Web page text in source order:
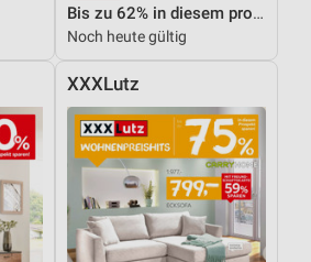
Bis zu 62% in diesem prospekt
Noch heute gültig
XXXLutz